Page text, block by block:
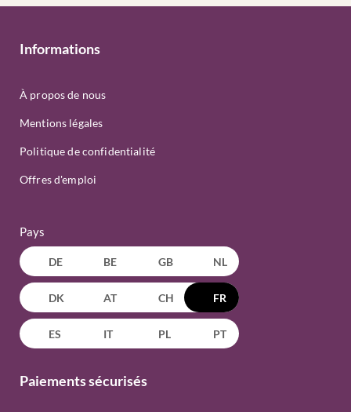
Informations
À propos de nous
Mentions légales
Politique de confidentialité
Offres d'emploi
Pays
DE BE GB NL
DK AT CH FR
ES IT PL PT
Paiements sécurisés